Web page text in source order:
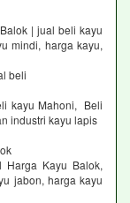
| jual beli kayu
mindi, harga kayu,
beli
kayu Mahoni, Beli
industri kayu lapis
Kayu Balok,
jabon, harga kayu